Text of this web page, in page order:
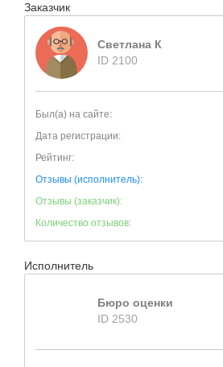
Заказчик
Светлана К
ID 2100
Был(а) на сайте:
Дата регистрации:
Рейтинг:
Отзывы (исполнитель):
Отзывы (заказчик):
Количество отзывов:
Исполнитель
Бюро оценки
ID 2530